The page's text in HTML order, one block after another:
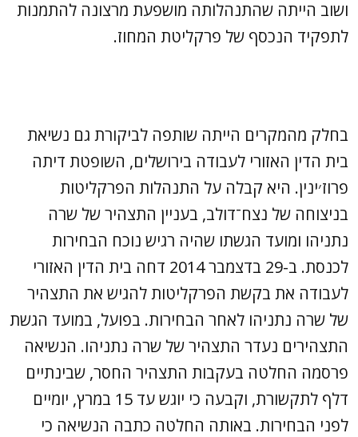
ושוב הייתה שהתנהלותה מושפעת מרצונה להתמנות
לתפקיד הנכסף של פרקליטת המחוז.
בחלק מהמקרים הייתה שותפה לביקורת גם נשיאת
בית הדין האזורי לעבודה בירושלים, השופטת דיתה
פרוז׳ינין. היא קבלה על התנהלות הפרקליטות
בניצוחה של נצח־דולב, בעניין התצהיר של שרה
נתניהו ומועד הגשתו שהיה רגיש נוכח הבחירות
לכנסת. ב-29 בדצמבר 2014 דחה בית הדין האזורי
לעבודה את בקשת הפרקליטות להגיש את התצהיר
של שרה נתניהו לאחר הבחירות. בפועל, במועד הגשת
התצהירים נעדר התצהיר של שרה נתניהו. הנשיאה
פרסמה החלטה בעקבות התצהיר החסר, שבינתיים
דלף לתקשורת, וקבעה כי יוגש עד 15 במרץ, יומיים
לפני הבחירות. באותה החלטה כתבה הנשיאה כי